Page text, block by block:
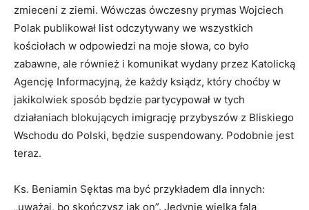
zmieceni z ziemi. Wówczas ówczesny prymas Wojciech
Polak publikował list odczytywany we wszystkich
kościołach w odpowiedzi na moje słowa, co było
zabawne, ale również i komunikat wydany przez Katolicką
Agencję Informacyjną, że każdy ksiądz, który choćby w
jakikolwiek sposób będzie partycypował w tych
działaniach blokujących imigrację przybyszów z Bliskiego
Wschodu do Polski, będzie suspendowany. Podobnie jest
teraz.
Ks. Beniamin Sęktas ma być przykładem dla innych:
„uważaj, bo skończysz jak on”. Jedynie wielka fala